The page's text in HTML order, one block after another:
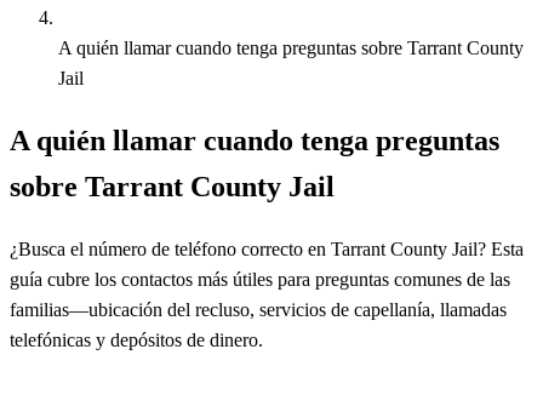
A quién llamar cuando tenga preguntas sobre Tarrant County
Jail
A quién llamar cuando tenga preguntas
sobre Tarrant County Jail
¿Busca el número de teléfono correcto en Tarrant County Jail? Esta
guía cubre los contactos más útiles para preguntas comunes de las
familias—ubicación del recluso, servicios de capellanía, llamadas
telefónicas y depósitos de dinero.